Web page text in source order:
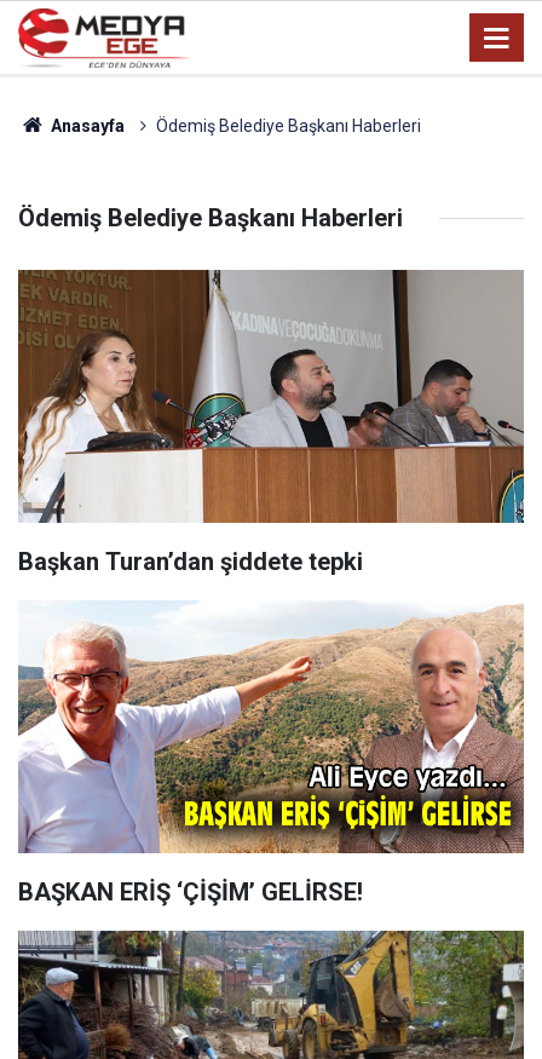
Anasayfa Ödemiş Belediye Başkanı Haberleri
Ödemiş Belediye Başkanı Haberleri
Başkan Turan’dan şiddete tepki
BAŞKAN ERİŞ ‘ÇİŞİM’ GELİRSE!